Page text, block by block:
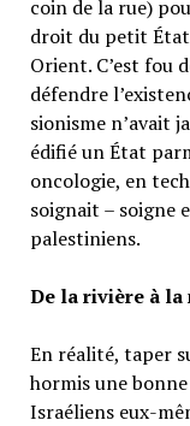
coin de la rue)
droit du petit État
Orient. C’est fou
défendre
sionisme n’avait
édifié un État
oncologie, en
soignait – soigne
palestiniens.
De la rivière à
En réalité, taper
hormis une
Israéliens eux-